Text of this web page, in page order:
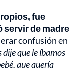
fue
servir de madre
confusión en
dije que le íbamos
que quería